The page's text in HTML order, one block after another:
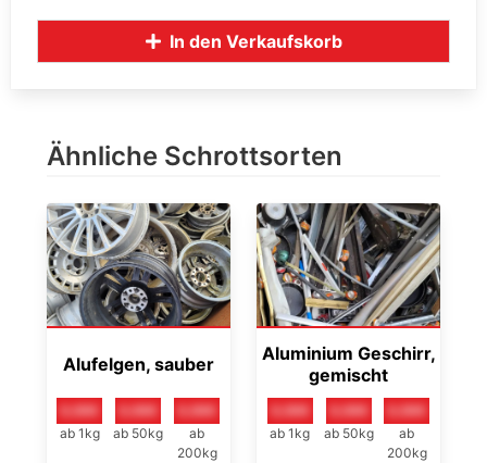
In den Verkaufskorb
Ähnliche Schrottsorten
Alufelgen, sauber
0,00€
ab 1kg
0,00€
ab 50kg
0,00€
ab
200kg
Aluminium Geschirr,
gemischt
0,00€
ab 1kg
0,00€
ab 50kg
0,00€
ab
200kg